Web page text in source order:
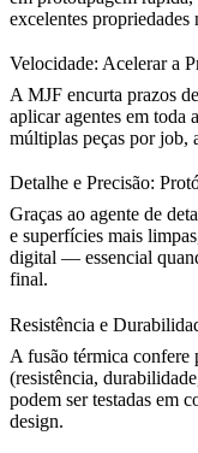
excelentes propriedades
Velocidade: Acelerar a
A MJF encurta prazos
aplicar agentes em toda
múltiplas peças por job,
Detalhe e Precisão:
Graças ao agente de
e superfícies mais
digital — essencial
final.
Resistência e
A fusão térmica confere
(resistência,
podem ser testadas em
design.